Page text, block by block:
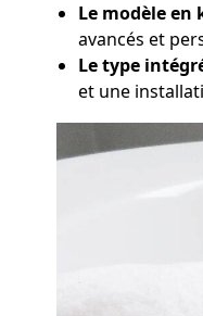
Le modèle en
avancés et
Le type
et une